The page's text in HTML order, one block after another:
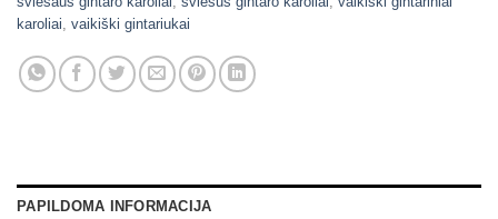
karoliai, vaikiški gintariukai
PAPILDOMA INFORMACIJA